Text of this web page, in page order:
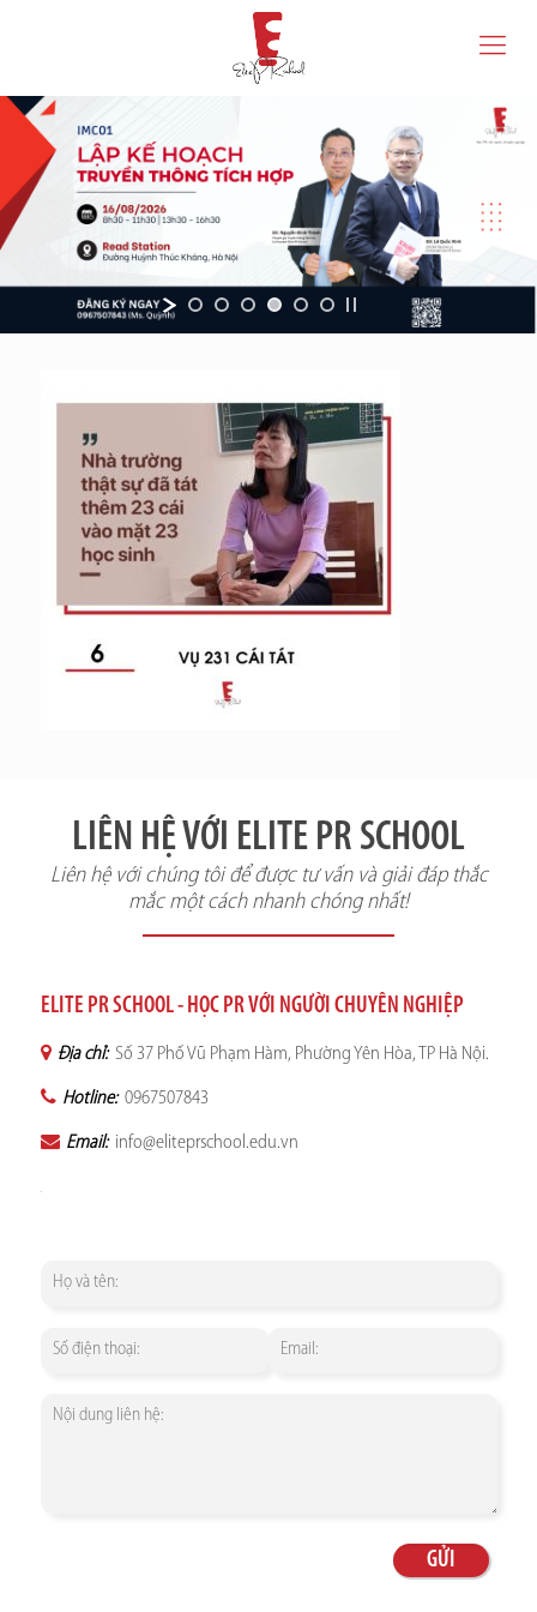
LIÊN HỆ VỚI ELITE PR SCHOOL
Liên hệ với chúng tôi để được tư vấn và giải đáp thắc
mắc một cách nhanh chóng nhất!
ELITE PR SCHOOL - HỌC PR VỚI NGƯỜI CHUYÊN NGHIỆP
Địa chỉ: Số 37 Phố Vũ Phạm Hàm, Phường Yên Hòa, TP Hà Nội.
Hotline: 0967507843
Email: info@eliteprschool.edu.vn